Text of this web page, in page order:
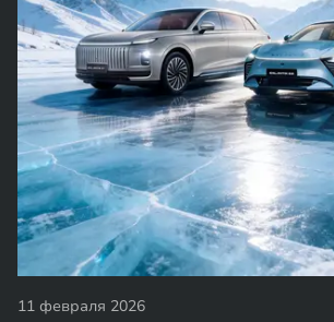
11 февраля 2026